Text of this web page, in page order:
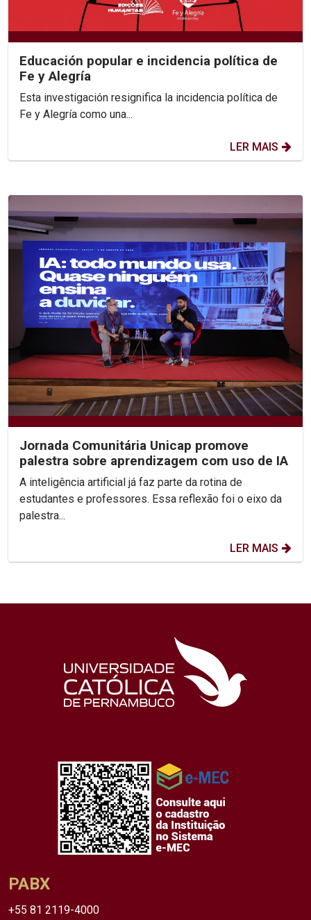
Educación popular e incidencia política de
Fe y Alegría
Esta investigación resignifica la incidencia política de
Fe y Alegría como una...
LER MAIS
Jornada Comunitária Unicap promove
palestra sobre aprendizagem com uso de IA
A inteligência artificial já faz parte da rotina de
estudantes e professores. Essa reflexão foi o eixo da
palestra...
LER MAIS
PABX
+55 81 2119-4000